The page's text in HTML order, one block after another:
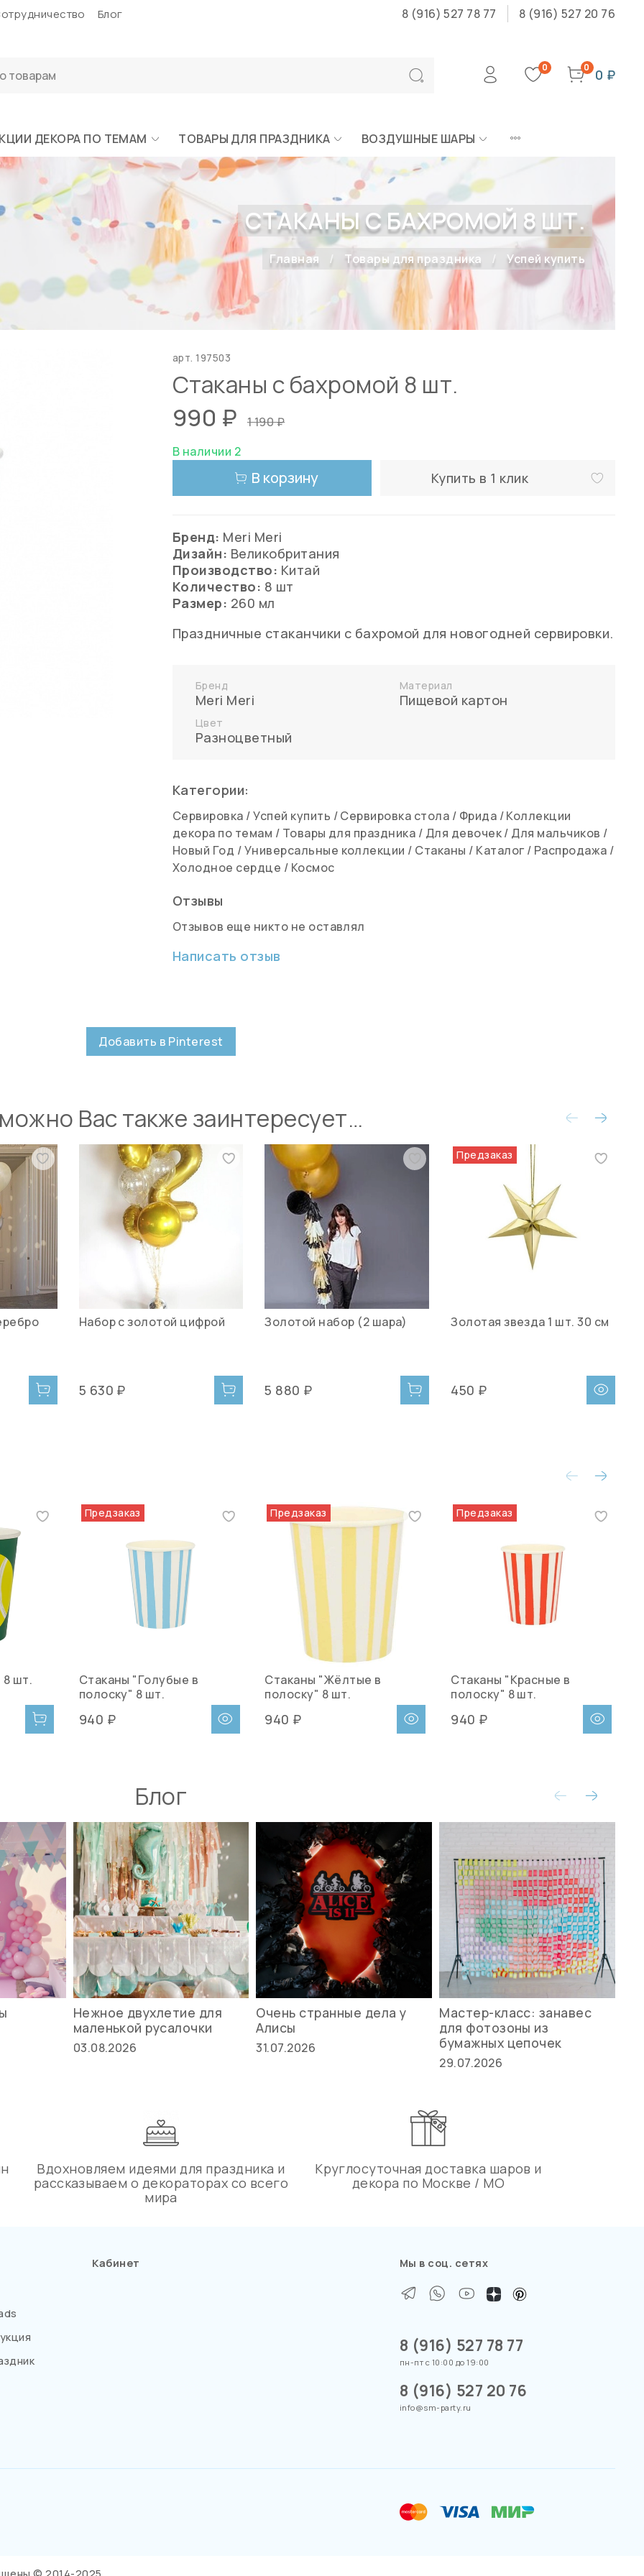
Блог 8 (916) 527 78 77 8 (916) 527 20 76
0 0 0 ₽
ДЕКОРА ПО ТЕМАМ ТОВАРЫ ДЛЯ ПРАЗДНИКА ВОЗДУШНЫЕ ШАРЫ
СТАКАНЫ С БАХРОМОЙ 8 ШТ.
Главная Товары для праздника Успей купить
арт.197503
Стаканы с бахромой 8 шт.
990 ₽
1 190 ₽
В наличии 2
В корзину Купить в 1 клик
Бренд: Meri Meri
Дизайн: Великобритания
Производство: Китай
Количество: 8 шт
Размер: 260 мл
Праздничные стаканчики с бахромой для новогодней сервировки.
Бренд
Meri Meri
Материал
Пищевой картон
Цвет
Разноцветный
Категории:
Сервировка /Успей купить /Сервировка стола / Фрида /Коллекции
декора по темам / Товары для праздника / Для девочек/ Для мальчиков /
Новый Год /Универсальные коллекции / Стаканы / Каталог / Распродажа /
Холодное сердце / Космос
Отзывы
Отзывов еще никто не оставлял
Написать отзыв
Добавить в Pinterest
Вас также заинтересует…
Набор с золотой цифрой
5 630 ₽
Золотой набор (2 шара)
5 880 ₽
Предзаказ
Золотая звезда 1 шт. 30 см
450 ₽
шт.
Предзаказ
Стаканы "Голубые в
полоску" 8 шт.
940 ₽
Предзаказ
Стаканы "Жёлтые в
полоску" 8 шт.
940 ₽
Предзаказ
Стаканы "Красные в
полоску" 8 шт.
940 ₽
Блог
Нежное двухлетие для
маленькой русалочки
03.08.2026
Очень странные дела у
Алисы
31.07.2026
Мастер-класс: занавес
для фотозоны из
бумажных цепочек
29.07.2026
Вдохновляем идеями для праздника и
рассказываем о декораторах со всего
мира
Круглосуточная доставка шаров и
декора по Москве / МО
Кабинет Мы в соц. сетях
8 (916) 527 78 77
пн-пт с 10:00 до 19:00
8 (916) 527 20 76
info@sm-party.ru